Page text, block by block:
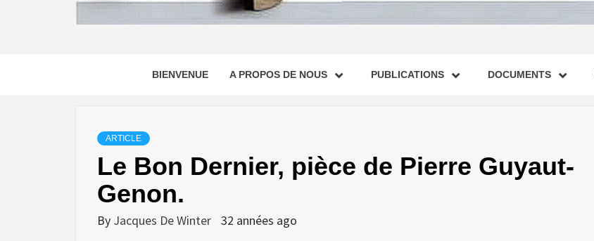
BIENVENUE A PROPOS DE NOUS PUBLICATIONS DOCUMENTS
ARTICLE
Le Bon Dernier, pièce de Pierre Guyaut-
Genon.
By Jacques De Winter 32 années ago